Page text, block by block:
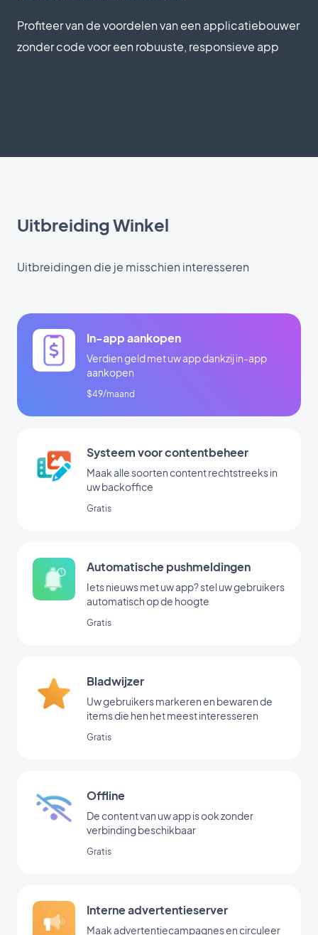
Profiteer van de voordelen van een applicatiebouwer
zonder code voor een robuuste, responsieve app
Uitbreiding Winkel
Uitbreidingen die je misschien interesseren
In-app aankopen
Verdien geld met uw app dankzij in-app
aankopen
$49/maand
Systeem voor contentbeheer
Maak alle soorten content rechtstreeks in
uw backoffice
Gratis
Automatische pushmeldingen
Iets nieuws met uw app? stel uw gebruikers
automatisch op de hoogte
Gratis
Bladwijzer
Uw gebruikers markeren en bewaren de
items die hen het meest interesseren
Gratis
Offline
De content van uw app is ook zonder
verbinding beschikbaar
Gratis
Interne advertentieserver
Maak advertentiecampagnes en circuleer